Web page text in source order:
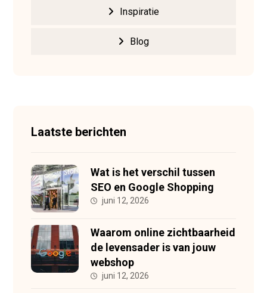
Inspiratie
Blog
Laatste berichten
Wat is het verschil tussen
SEO en Google Shopping
juni 12, 2026
Waarom online zichtbaarheid
de levensader is van jouw
webshop
juni 12, 2026